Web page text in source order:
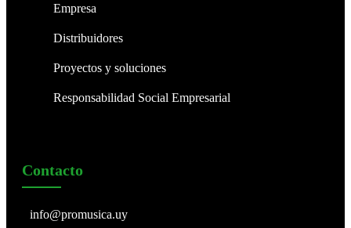
Empresa
Distribuidores
Proyectos y soluciones
Responsabilidad Social Empresarial
Contacto
info@promusica.uy